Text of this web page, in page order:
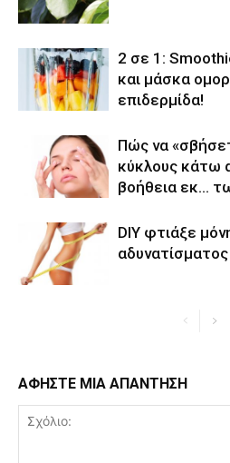
2 σε 1:
και μάσκα
επιδερμίδα!
Πώς να
κύκλους κάτω
βοήθεια εκ…
DIY φτιάξε
αδυνατίσματος
ΑΦΗΣΤΕ ΜΙΑ ΑΠΑΝΤΗΣΗ